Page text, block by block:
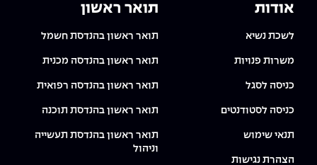
אודות
לשכת נשיא
משרות פנויות
כניסה לסגל
כניסה לסטודנטים
תנאי שימוש
הצהרת נגישות
תואר ראשון
תואר ראשון בהנדסת חשמל
תואר ראשון בהנדסה מכנית
תואר ראשון בהנדסה רפואית
תואר ראשון בהנדסת תוכנה
תואר ראשון בהנדסת תעשייה
וניהול